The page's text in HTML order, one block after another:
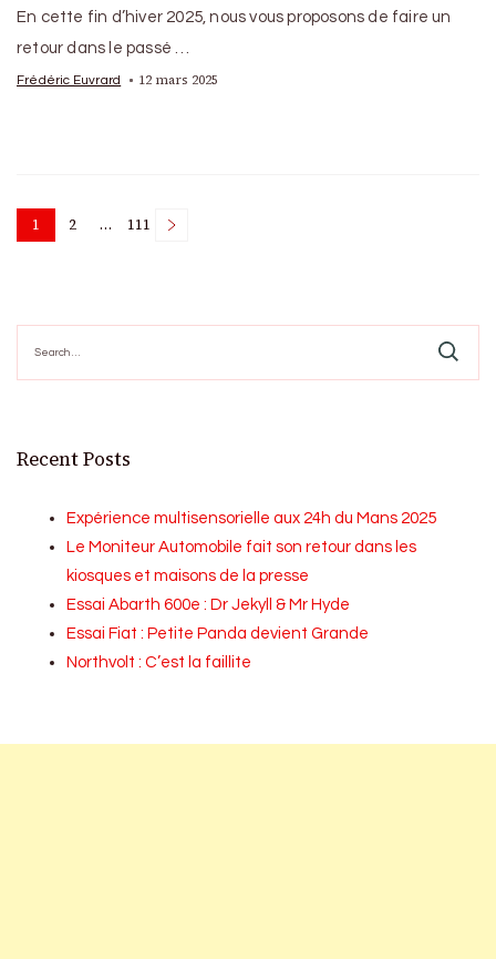
En cette fin d’hiver 2025, nous vous proposons de faire un
retour dans le passé …
Frédéric Euvrard 12 mars 2025
Posts
Page
1 Page
2 … Page
111
for:
Recent Posts
Expérience multisensorielle aux 24h du Mans 2025
Le Moniteur Automobile fait son retour dans les
kiosques et maisons de la presse
Essai Abarth 600e : Dr Jekyll & Mr Hyde
Essai Fiat : Petite Panda devient Grande
Northvolt : C’est la faillite